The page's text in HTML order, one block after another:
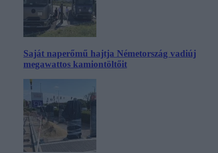
Saját naperőmű hajtja Németország vadiúj
megawattos kamiontöltőit